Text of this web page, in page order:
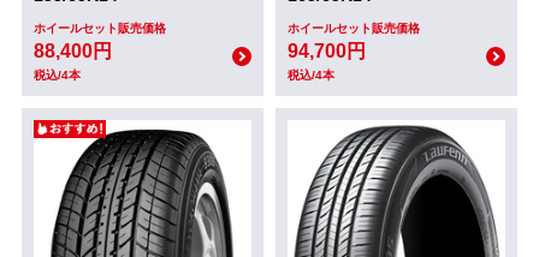
ホイールセット販売価格
88,400円
税込/4本
ホイールセット販売価格
94,700円
税込/4本